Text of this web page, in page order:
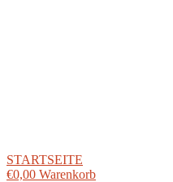
STARTSEITE
€0,00 Warenkorb